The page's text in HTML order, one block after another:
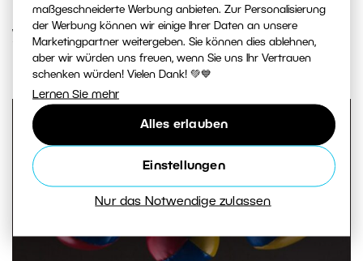
maßgeschneiderte Werbung anbieten. Zur Personalisierung
der Werbung können wir einige Ihrer Daten an unsere
Marketingpartner weitergeben. Sie können dies ablehnen,
aber wir würden uns freuen, wenn Sie uns Ihr Vertrauen
schenken würden! Vielen Dank! 💚💙
Lernen Sie mehr
Alles erlauben
Einstellungen
Nur das Notwendige zulassen
WEITERLESEN